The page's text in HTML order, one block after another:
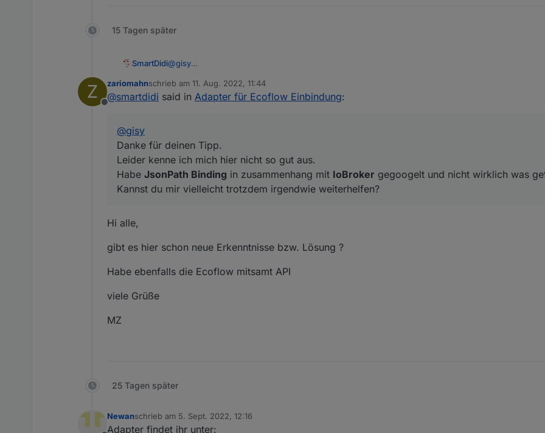
15 Tagen später
SmartDidi@gisy
Leider kenne ich mich hier nicht so gut aus.
HabeJsonPath Bindingin zusammenhang mit
Z
Offline
zariomahnschrieb am 11. Aug. 2022, 11:44
zuletzt editiert von
@smartdidi said in Adapter für Ecoflow Einbindung:
@gisy
Danke für deinen Tipp.
Leider kenne ich mich hier nicht so gut aus.
Habe JsonPath Binding in zusammenhang mit IoBroker gegoogelt und nicht wirklich was
Kannst du mir vielleicht trotzdem irgendwie weiterhelfen?
Hi alle,
gibt es hier schon neue Erkenntnisse bzw. Lösung ?
Habe ebenfalls die Ecoflow mitsamt API
viele Grüße
MZ
25 Tagen später
Newanschrieb am 5. Sept. 2022, 12:16
zuletzt editiert von
Adapter findet ihr unter: